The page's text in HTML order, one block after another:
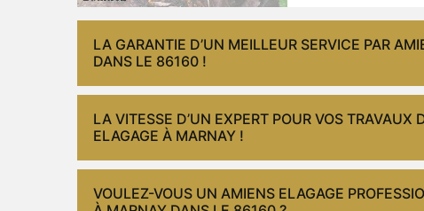
LA GARANTIE D’UN MEILLEUR SERVICE PAR
DANS LE 86160 !
LA VITESSE D’UN EXPERT POUR VOS TRAVAUX
ELAGAGE À MARNAY !
VOULEZ-VOUS UN AMIENS ELAGAGE